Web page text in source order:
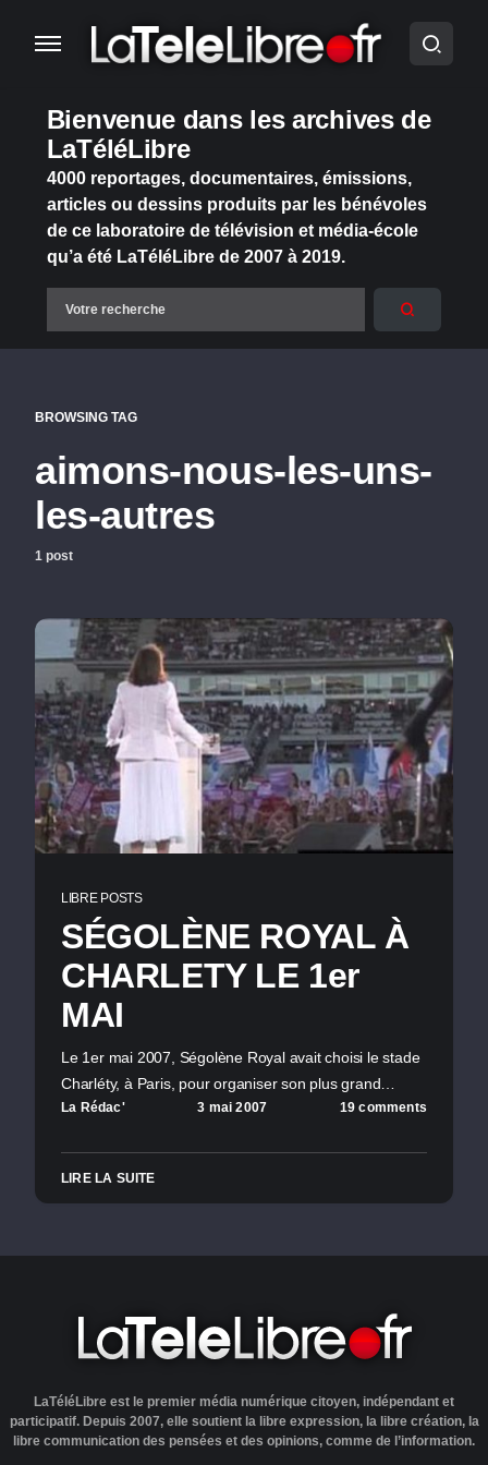
Bienvenue dans les archives de
LaTéléLibre
4000 reportages, documentaires, émissions,
articles ou dessins produits par les bénévoles
de ce laboratoire de télévision et média-école
qu’a été LaTéléLibre de 2007 à 2019.
BROWSING TAG
aimons-nous-les-uns-
les-autres
1 post
LIBRE POSTS
SÉGOLÈNE ROYAL À
CHARLETY LE 1er
MAI
Le 1er mai 2007, Ségolène Royal avait choisi le stade
Charléty, à Paris, pour organiser son plus grand…
La Rédac' 3 mai 2007 19 comments
LIRE LA SUITE
LaTéléLibre est le premier média numérique citoyen, indépendant et
participatif. Depuis 2007, elle soutient la libre expression, la libre création, la
libre communication des pensées et des opinions, comme de l’information.